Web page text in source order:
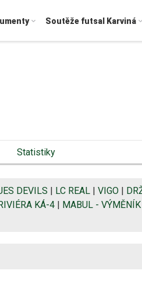
Soutěže futsal Karviná
Statistiky
DEVILS | LC REAL | VIGO |
KÁ-4 | MABUL - VÝMĚNÍK